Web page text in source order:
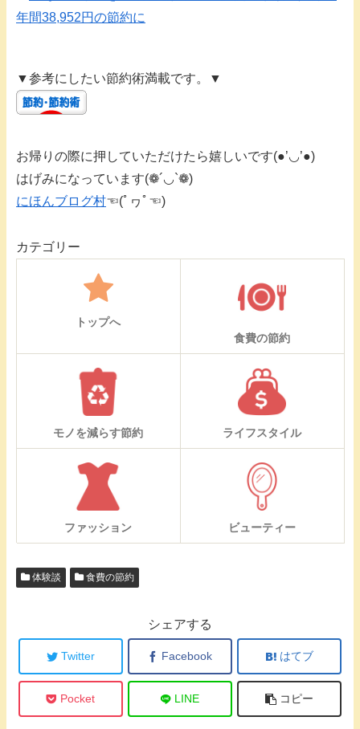
年間38,952円の節約に
▼参考にしたい節約術満載です。▼
お帰りの際に押していただけたら嬉しいです(●’◡’●)
はげみになっています(❁´◡`❁)
にほんブログ村☜(ﾟヮﾟ☜)
カテゴリー
トップへ
食費の節約
モノを減らす節約 ライフスタイル
ファッション ビューティー
体験談 食費の節約
シェアする
Twitter Facebook はてブ
Pocket LINE コピー